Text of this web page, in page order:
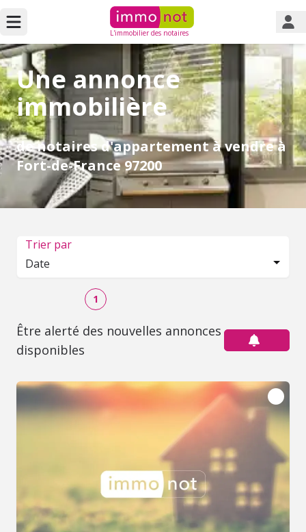
L'immobilier des notaires
Une annonce
immobilière
de notaires d'appartement à vendre à
Fort-de-France 97200
Trier par
Date
1
Être alerté des nouvelles annonces
disponibles